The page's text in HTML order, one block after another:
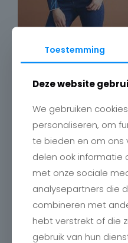
B-
+32
Toestemming
Deze website
We gebruiken
personaliseren, om
te bieden en om ons
delen ook informatie
met onze sociale
analysepartners die
combineren met
hebt verstrekt of die
gebruik van hun